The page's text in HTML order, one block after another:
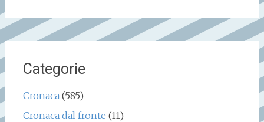
Categorie
Cronaca(585)
Cronaca dal fronte (11)